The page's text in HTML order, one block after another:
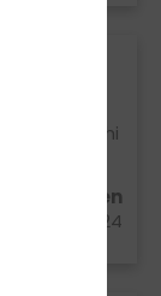
Kathi
Dank
aus Vreden
12.06.2024